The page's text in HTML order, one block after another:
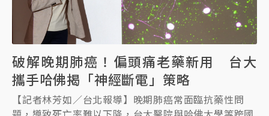
破解晚期肺癌！偏頭痛老藥新用 台大
攜手哈佛揭「神經斷電」策略
【記者林芳如／台北報導】晚期肺癌常面臨抗藥性問